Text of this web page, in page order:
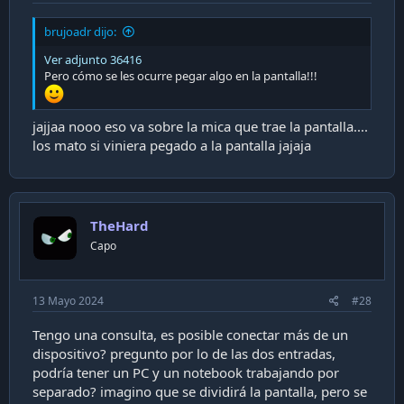
- Deshabilitar AutoHDR
- SDR / HDR 47% (Preferencia personal es a gusto)
brujoadr dijo:
Ver adjunto 36416
Pero cómo se les ocurre pegar algo en la pantalla!!!
jajjaa nooo eso va sobre la mica que trae la pantalla....
los mato si viniera pegado a la pantalla jajaja
TheHard
Capo
13 Mayo 2024 #28
Tengo una consulta, es posible conectar más de un
dispositivo? pregunto por lo de las dos entradas,
podría tener un PC y un notebook trabajando por
separado? imagino que se dividirá la pantalla, pero se